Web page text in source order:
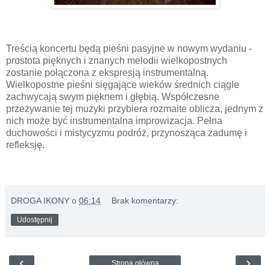
Treścią koncertu będą pieśni pasyjne w nowym wydaniu -
prostota pięknych i znanych melodii wielkopostnych
zostanie połączona z ekspresją instrumentalną.
Wielkopostne pieśni sięgające wieków średnich ciągle
zachwycają swym pięknem i głębią. Współczesne
przeżywanie tej muzyki przybiera rozmaite oblicza, jednym z
nich może być instrumentalna improwizacja. Pełna
duchowości i mistycyzmu podróż, przynosząca zadumę i
refleksję.
DROGA IKONY o 06:14 Brak komentarzy:
Udostępnij
Strona główna